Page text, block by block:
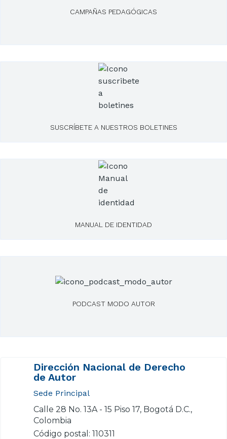
CAMPAÑAS PEDAGÓGICAS
SUSCRÍBETE A NUESTROS BOLETINES
MANUAL DE IDENTIDAD
PODCAST MODO AUTOR
Dirección Nacional de Derecho
de Autor
Sede Principal
Calle 28 No. 13A - 15 Piso 17, Bogotá D.C.,
Colombia
Código postal: 110311